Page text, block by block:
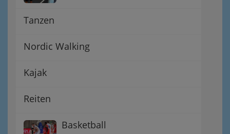
Tanzen
Nordic Walking
Kajak
Reiten
Basketball